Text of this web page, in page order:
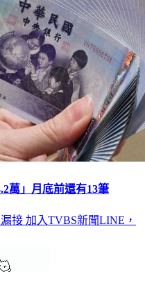
萬」月底前還有13筆
接 加入TVBS新聞LINE，